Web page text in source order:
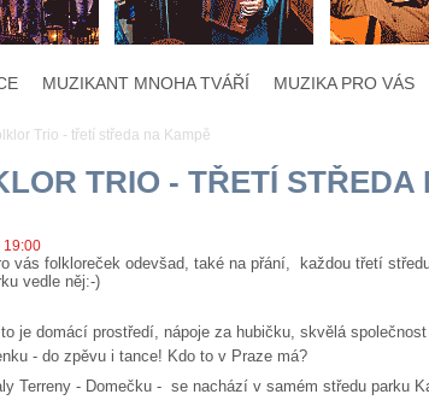
Kvalitní hudba na všechny
Trio - třetí středa na Kampě
TRIO - TŘETÍ STŘEDA
19:00
vás folkloreček odevšad, také na přání, každou třetí
vedle něj:-)
je domácí prostředí, nápoje za hubičku, skvělá
- do zpěvu i tance! Kdo to v Praze má?
Terreny - Domečku - se nachází v samém středu parku
MUZIKANT MNOHA TVÁŘÍ MUZIKA PRO VÁS